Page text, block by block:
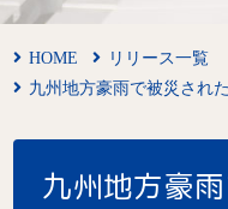
HOME
リリース一覧
九州地方豪雨で被災され
九州地方豪